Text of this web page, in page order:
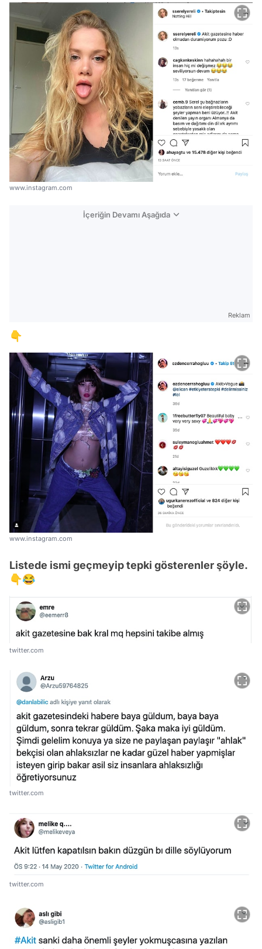
www.instagram.com
İçeriğin Devamı Aşağıda
Reklam
👇
www.instagram.com
Listede ismi geçmeyip tepki gösterenler şöyle.
👇😂
twitter.com
twitter.com
twitter.com